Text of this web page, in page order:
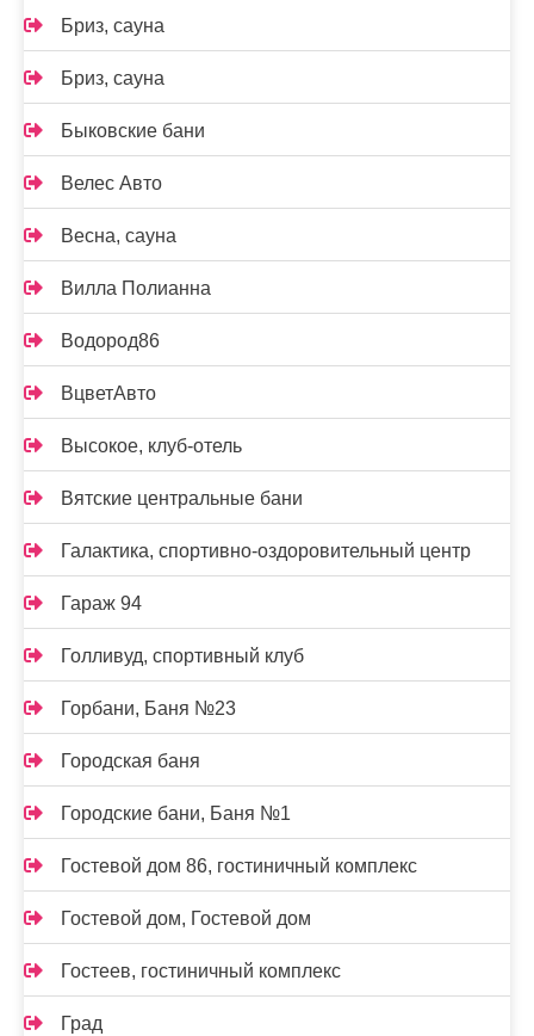
Бриз, сауна
Бриз, сауна
Быковские бани
Велес Авто
Весна, сауна
Вилла Полианна
Водород86
ВцветАвто
Высокое, клуб-отель
Вятские центральные бани
Галактика, спортивно-оздоровительный центр
Гараж 94
Голливуд, спортивный клуб
Горбани, Баня №23
Городская баня
Городские бани, Баня №1
Гостевой дом 86, гостиничный комплекс
Гостевой дом, Гостевой дом
Гостеев, гостиничный комплекс
Град